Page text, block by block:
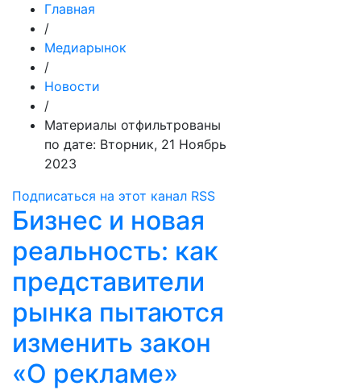
Главная
/
Медиарынок
/
Новости
/
Материалы отфильтрованы
по дате: Вторник, 21 Ноябрь
2023
Подписаться на этот канал RSS
Бизнес и новая
реальность: как
представители
рынка пытаются
изменить закон
«О рекламе»